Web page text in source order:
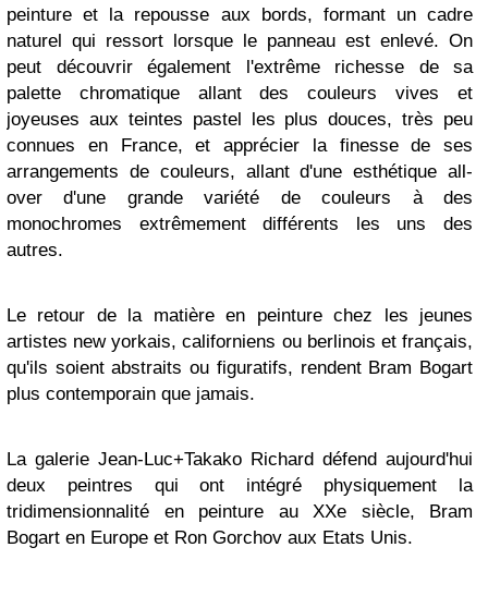
peinture et la repousse aux bords, formant un cadre
naturel qui ressort lorsque le panneau est enlevé. On
peut découvrir également l'extrême richesse de sa
palette chromatique allant des couleurs vives et
joyeuses aux teintes pastel les plus douces, très peu
connues en France, et apprécier la finesse de ses
arrangements de couleurs, allant d'une esthétique all-
over d'une grande variété de couleurs à des
monochromes extrêmement différents les uns des
autres.
Le retour de la matière en peinture chez les jeunes
artistes new yorkais, californiens ou berlinois et français,
qu'ils soient abstraits ou figuratifs, rendent Bram Bogart
plus contemporain que jamais.
La galerie Jean-Luc+Takako Richard défend aujourd'hui
deux peintres qui ont intégré physiquement la
tridimensionnalité en peinture au XXe siècle, Bram
Bogart en Europe et Ron Gorchov aux Etats Unis.